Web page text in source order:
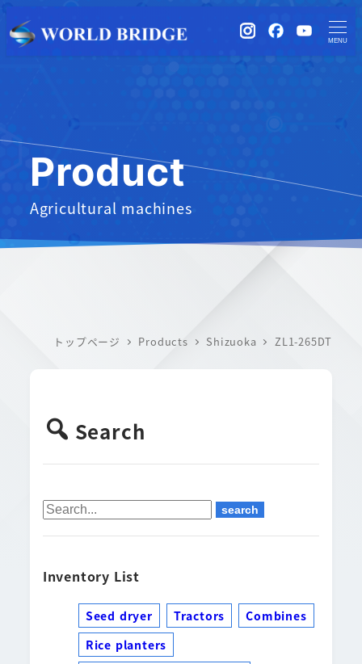
instagramFacebook
MENU
Product
Agricultural machines
トップページ Products Shizuoka ZL1-265DT
Search
Inventory List
Seed dryer Tractors
Combines
Rice planters